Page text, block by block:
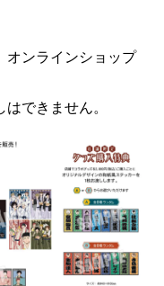
オンラインショップ
できません。